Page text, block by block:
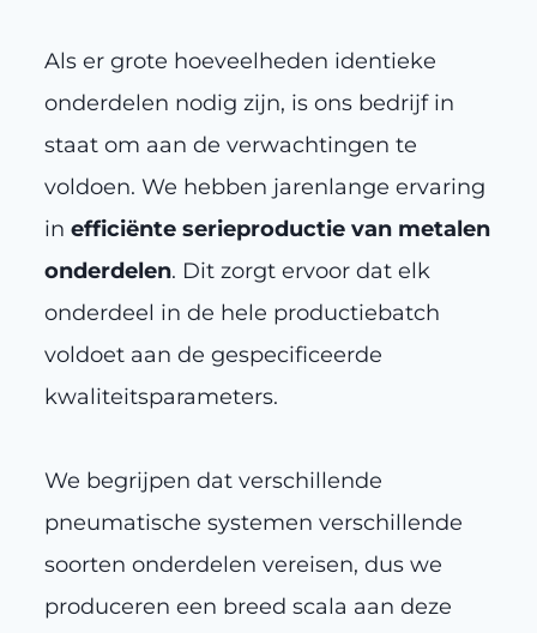
Als er grote hoeveelheden identieke
onderdelen nodig zijn, is ons bedrijf in
staat om aan de verwachtingen te
voldoen. We hebben jarenlange ervaring
in efficiënte serieproductie van metalen
onderdelen. Dit zorgt ervoor dat elk
onderdeel in de hele productiebatch
voldoet aan de gespecificeerde
kwaliteitsparameters.
We begrijpen dat verschillende
pneumatische systemen verschillende
soorten onderdelen vereisen, dus we
produceren een breed scala aan deze